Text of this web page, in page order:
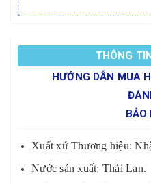
THÔNG
HƯỚNG DẪN MUA
BẢO
Xuất xứ Thương hiệu:
Nước sản xuất: Thái Lan.